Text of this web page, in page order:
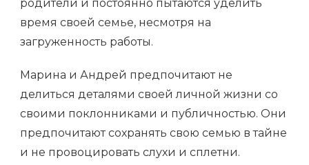
родители и постоянно пытаются уделить
время своей семье, несмотря на
загруженность работы.
Марина и Андрей предпочитают не
делиться деталями своей личной жизни со
своими поклонниками и публичностью. Они
предпочитают сохранять свою семью в тайне
и не провоцировать слухи и сплетни.